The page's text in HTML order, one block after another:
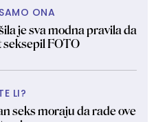
ONA
je sva modna pravila da
seksepil FOTO
LI?
seks moraju da rade ove